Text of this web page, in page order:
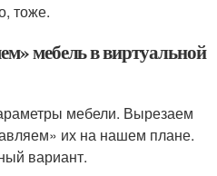
тоже.
мебель в виртуальной
мебели. Вырезаем
их на нашем плане.
вариант.